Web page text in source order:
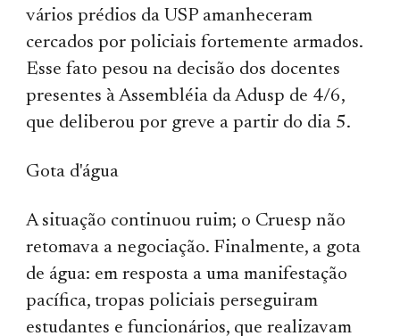
vários prédios da USP amanheceram
cercados por policiais fortemente armados.
Esse fato pesou na decisão dos docentes
presentes à Assembléia da Adusp de 4/6,
que deliberou por greve a partir do dia 5.
Gota d'água
A situação continuou ruim; o Cruesp não
retomava a negociação. Finalmente, a gota
de água: em resposta a uma manifestação
pacífica, tropas policiais perseguiram
estudantes e funcionários, que realizavam